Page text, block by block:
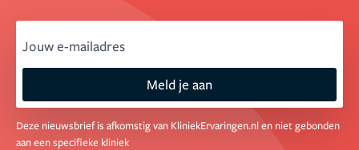
Meld je aan
Deze nieuwsbrief is afkomstig van KliniekErvaringen.nl en niet gebonden
aan een specifieke kliniek